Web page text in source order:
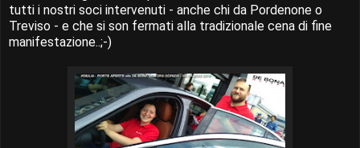
tutti i nostri soci intervenuti - anche chi da Pordenone o
Treviso - e che si son fermati alla tradizionale cena di fine
manifestazione..;-)